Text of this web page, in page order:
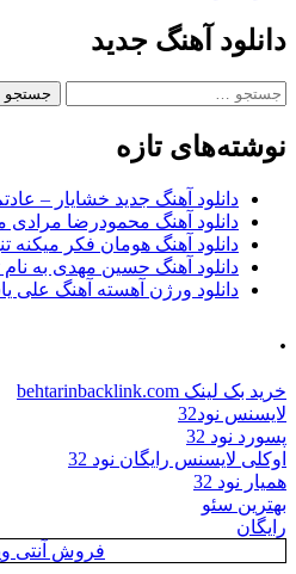
دانلود آهنگ جدید
جستجو
نوشته‌های تازه
دانلود آهنگ جدید خشایار –
دانلود آهنگ محمودرضا مرادی
دانلود آهنگ هومان فکر میکنه
دانلود آهنگ حسین مهدی به نام
دانلود ورژن آهسته آهنگ علی
.
خرید بک لینک behtarinbacklink.com
لایسنس نود32
پسورد نود 32
اوکلی لایسنس رایگان نود 32
همیار نود 32
بهترین سئو
رایگان
فروش آنتی